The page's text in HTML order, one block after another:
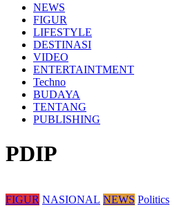
NEWS
FIGUR
LIFESTYLE
DESTINASI
VIDEO
ENTERTAINTMENT
Techno
BUDAYA
TENTANG
PUBLISHING
PDIP
FIGUR NASIONAL NEWS Politics